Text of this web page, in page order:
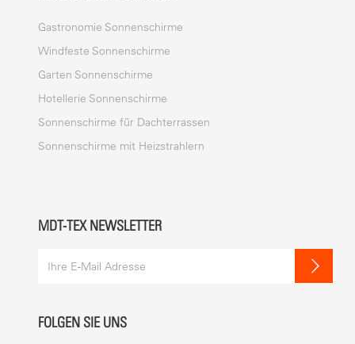
Gastronomie Sonnenschirme
Windfeste Sonnenschirme
Garten Sonnenschirme
Hotellerie Sonnenschirme
Sonnenschirme für Dachterrassen
Sonnenschirme mit Heizstrahlern
MDT-TEX NEWSLETTER
FOLGEN SIE UNS